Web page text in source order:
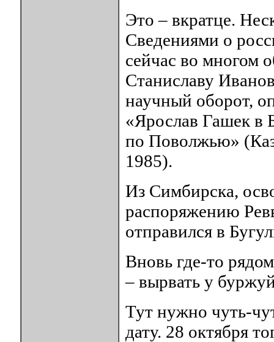
Это – вкратце.
Сведениями о
сейчас во многом
Станиславу
научный оборот,
«Ярослав Гашек в
по Поволжью»
1985).
Из Симбирска,
распоряжению
отправился в
Вновь где-то
– вырвать у
Тут нужно чуть-
дату. 28 октября